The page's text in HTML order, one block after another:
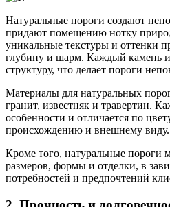
Натуральные пороги создают
придают помещению нотку
уникальные текстуры и оттенки
глубину и шарм. Каждый камень
структуру, что делает пороги
Материалы для натуральных
гранит, известняк и травертин.
особенности и отличается по
происхождению и внешнему виду.
Кроме того, натуральные пороги
размеров, формы и отделки, в
потребностей и предпочтений